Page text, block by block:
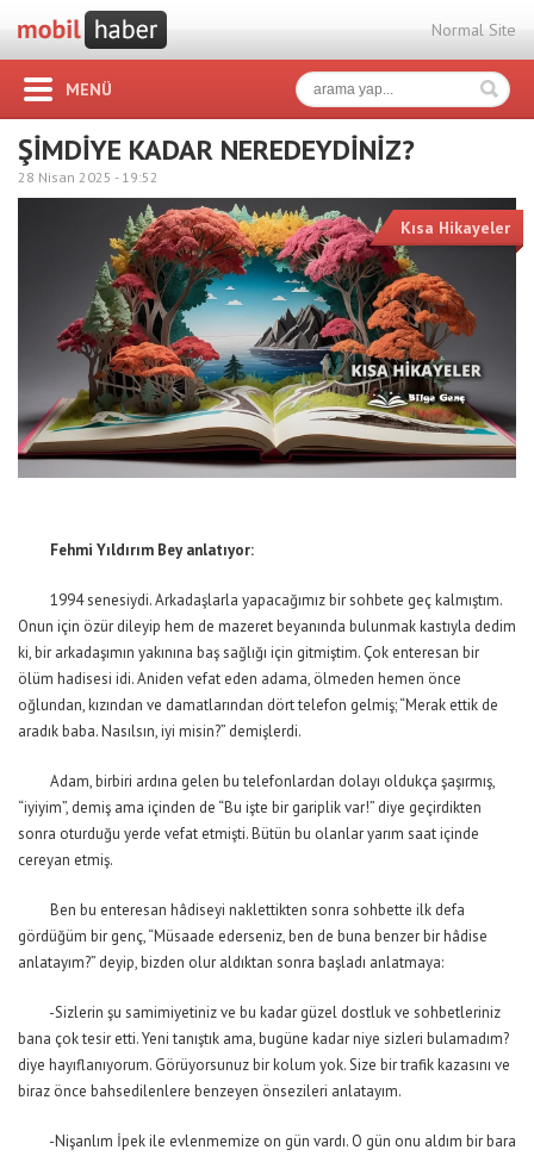
Normal Site
MENÜ
ŞİMDİYE KADAR NEREDEYDİNİZ?
28 Nisan 2025 - 19:52
Kısa Hikayeler
Fehmi Yıldırım Bey anlatıyor:
1994 senesiydi. Arkadaşlarla yapacağımız bir sohbete geç kalmıştım.
Onun için özür dileyip hem de mazeret beyanında bulunmak kastıyla dedim
ki, bir arkadaşımın yakınına baş sağlığı için gitmiştim. Çok enteresan bir
ölüm hadisesi idi. Aniden vefat eden adama, ölmeden hemen önce
oğlundan, kızından ve damatlarından dört telefon gelmiş; “Merak ettik de
aradık baba. Nasılsın, iyi misin?” demişlerdi.
Adam, birbiri ardına gelen bu telefonlardan dolayı oldukça şaşırmış,
“iyiyim”, demiş ama içinden de “Bu işte bir gariplik var!” diye geçirdikten
sonra oturduğu yerde vefat etmişti. Bütün bu olanlar yarım saat içinde
cereyan etmiş.
Ben bu enteresan hâdiseyi naklettikten sonra sohbette ilk defa
gördüğüm bir genç, “Müsaade ederseniz, ben de buna benzer bir hâdise
anlatayım?” deyip, bizden olur aldıktan sonra başladı anlatmaya:
-Sizlerin şu samimiyetiniz ve bu kadar güzel dostluk ve sohbetleriniz
bana çok tesir etti. Yeni tanıştık ama, bugüne kadar niye sizleri bulamadım?
diye hayıflanıyorum. Görüyorsunuz bir kolum yok. Size bir trafik kazasını ve
biraz önce bahsedilenlere benzeyen önsezileri anlatayım.
-Nişanlım İpek ile evlenmemize on gün vardı. O gün onu aldım bir bara